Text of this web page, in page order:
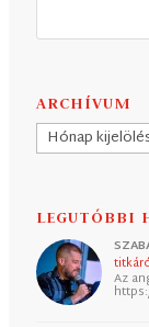
ARCHÍVUM
Archívum
LEGUTÓBBI
Az